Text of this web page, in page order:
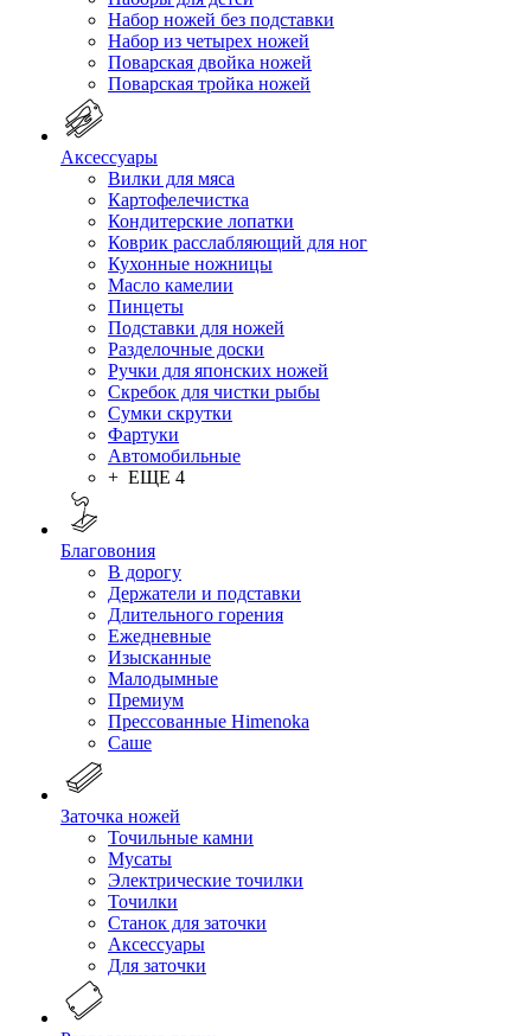
Набор ножей без подставки
Набор из четырех ножей
Поварская двойка ножей
Поварская тройка ножей
Аксессуары
Вилки для мяса
Картофелечистка
Кондитерские лопатки
Коврик расслабляющий для ног
Кухонные ножницы
Масло камелии
Пинцеты
Подставки для ножей
Разделочные доски
Ручки для японских ножей
Скребок для чистки рыбы
Сумки скрутки
Фартуки
Автомобильные
+ ЕЩЕ 4
Благовония
В дорогу
Держатели и подставки
Длительного горения
Ежедневные
Изысканные
Малодымные
Премиум
Прессованные Himenoka
Саше
Заточка ножей
Точильные камни
Мусаты
Электрические точилки
Точилки
Станок для заточки
Аксессуары
Для заточки